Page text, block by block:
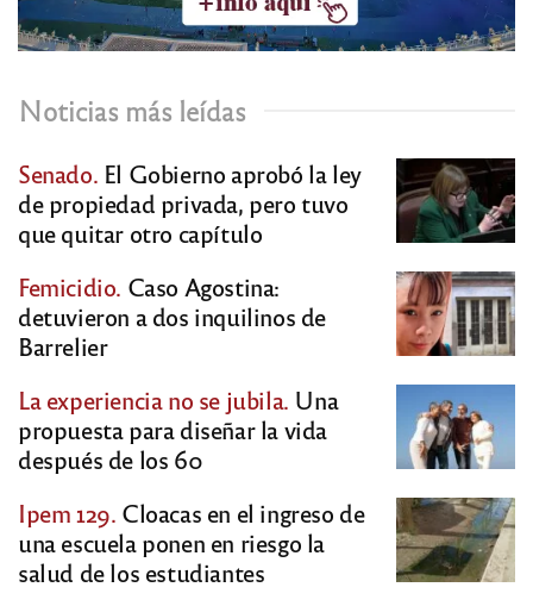
Noticias más leídas
Senado. El Gobierno aprobó la ley
de propiedad privada, pero tuvo
que quitar otro capítulo
Femicidio. Caso Agostina:
detuvieron a dos inquilinos de
Barrelier
La experiencia no se jubila. Una
propuesta para diseñar la vida
después de los 60
Ipem 129. Cloacas en el ingreso de
una escuela ponen en riesgo la
salud de los estudiantes